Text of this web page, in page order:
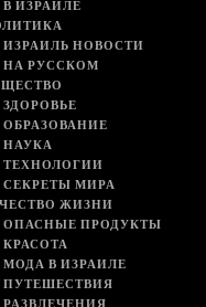
В ИЗРАИЛЕ
ИЗРАИЛЬ НОВОСТИ
НА РУССКОМ
ЗДОРОВЬЕ
ОБРАЗОВАНИЕ
НАУКА
ТЕХНОЛОГИИ
СЕКРЕТЫ МИРА
ЖИЗНИ
ОПАСНЫЕ ПРОДУКТЫ
КРАСОТА
МОДА В ИЗРАИЛЕ
ПУТЕШЕСТВИЯ